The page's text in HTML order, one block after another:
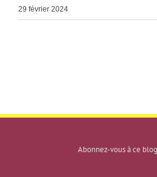
29 février 2024
Abonnez-vous à ce